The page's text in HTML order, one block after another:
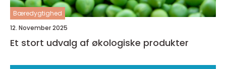
Bæredygtighed
12. November 2025
Et stort udvalg af økologiske produkter